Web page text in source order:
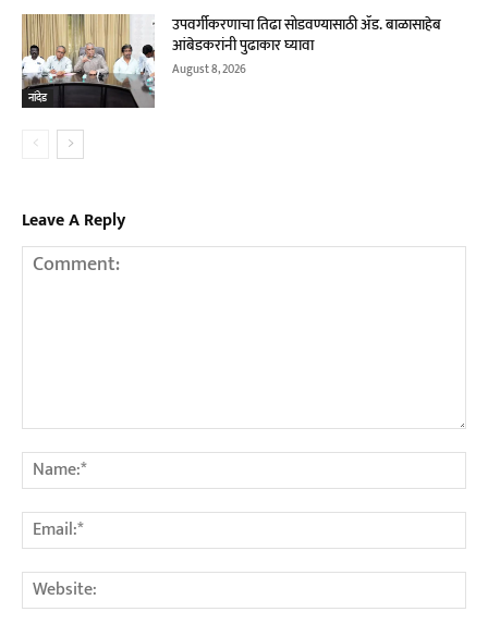
नांदेड
उपवर्गीकरणाचा तिढा सोडवण्यासाठी ॲड. बाळासाहेब
आंबेडकरांनी पुढाकार घ्यावा
August 8, 2026
Leave A Reply
Comment: